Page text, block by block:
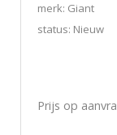
merk: Giant
status: Nieuw
Prijs op